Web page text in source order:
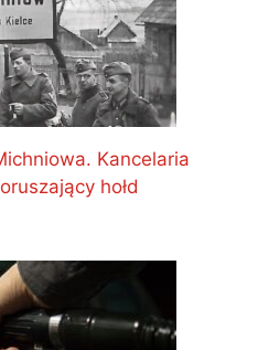
Kancelaria
hołd